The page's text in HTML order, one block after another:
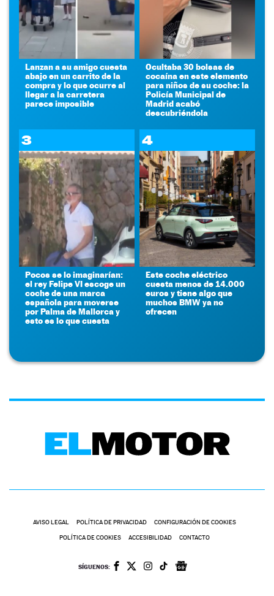
Lanzan a su amigo cuesta
abajo en un carrito de la
compra y lo que ocurre al
llegar a la carretera
parece imposible
Ocultaba 30 bolsas de
cocaína en este elemento
para niños de su coche: la
Policía Municipal de
Madrid acabó
descubriéndola
3
Pocos se lo imaginarían:
el rey Felipe VI escoge un
coche de una marca
española para moverse
por Palma de Mallorca y
esto es lo que cuesta
4
Este coche eléctrico
cuesta menos de 14.000
euros y tiene algo que
muchos BMW ya no
ofrecen
AVISO LEGAL POLÍTICA DE PRIVACIDAD CONFIGURACIÓN DE COOKIES
POLÍTICA DE COOKIES ACCESIBILIDAD CONTACTO
SÍGUENOS: